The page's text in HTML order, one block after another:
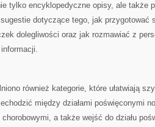
tylko encyklopedyczne opisy, ale także
dotyczące tego, jak przygotować
dolegliwości oraz jak rozmawiać z
również kategorie, które ułatwiają
między działami poświęconymi
a także wejść do działu